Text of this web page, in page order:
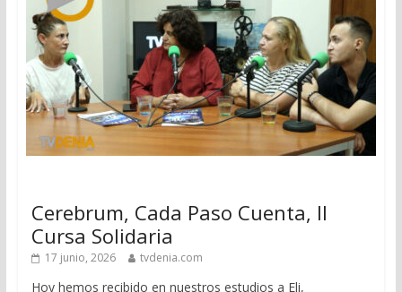
Cerebrum, Cada Paso Cuenta, II
Cursa Solidaria
17 junio, 2026 tvdenia.com
Hoy hemos recibido en nuestros estudios a Eli,